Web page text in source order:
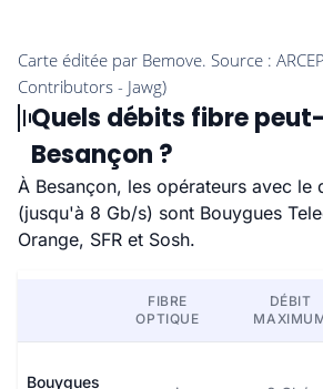
Quels débits fibre
Besançon ?
À Besançon, les opérateurs avec le
(jusqu'à 8 Gb/s) sont Bouygues
Orange, SFR et Sosh.
FIBRE
OPTIQUE
DÉBIT
Bouygues